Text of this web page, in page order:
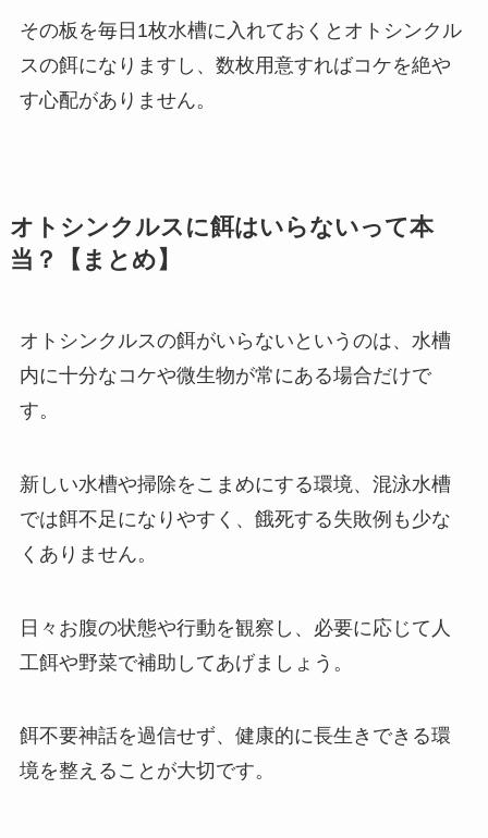
その板を毎日1枚水槽に入れておくとオトシンクル
スの餌になりますし、数枚用意すればコケを絶や
す心配がありません。
オトシンクルスに餌はいらないって本
当？【まとめ】
オトシンクルスの餌がいらないというのは、水槽
内に十分なコケや微生物が常にある場合だけで
す。
新しい水槽や掃除をこまめにする環境、混泳水槽
では餌不足になりやすく、餓死する失敗例も少な
くありません。
日々お腹の状態や行動を観察し、必要に応じて人
工餌や野菜で補助してあげましょう。
餌不要神話を過信せず、健康的に長生きできる環
境を整えることが大切です。